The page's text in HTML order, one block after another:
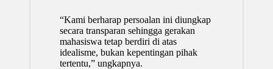
“Kami berharap persoalan ini diungkap
secara transparan sehingga gerakan
mahasiswa tetap berdiri di atas
idealisme, bukan kepentingan pihak
tertentu,” ungkapnya.